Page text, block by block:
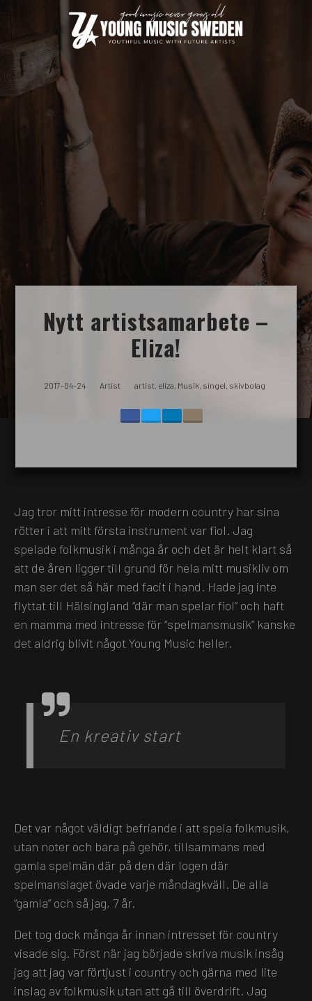
Nytt artistsamarbete –
Eliza!
2017-04-24 Artist artist, eliza, Musik, singel, skivbolag
Jag tror mitt intresse för modern country har sina
rötter i att mitt första instrument var fiol. Jag
spelade folkmusik i många år och det är helt klart så
att de åren ligger till grund för hela mitt musikliv om
man ser det så här med facit i hand. Hade jag inte
flyttat till Hälsingland “där man spelar fiol” och haft
en mamma med intresse för “spelmansmusik” kanske
det aldrig blivit något Young Music heller.
En kreativ start
Det var något väldigt befriande i att spela folkmusik,
utan noter och bara på gehör, tillsammans med
gamla spelmän där på den där logen där
spelmanslaget övade varje måndagkväll. De alla
“gamla” och så jag, 7 år.
Det tog dock många år innan intresset för country
visade sig. Först när jag började skriva musik insåg
jag att jag var förtjust i country och gärna med lite
inslag av folkmusik utan att gå till överdrift. Jag